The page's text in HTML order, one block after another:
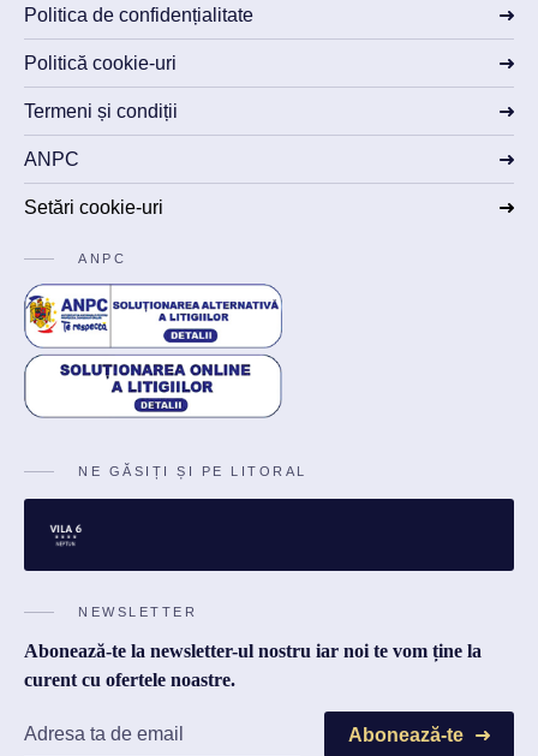
Politica de confidențialitate
Politică cookie-uri
Termeni și condiții
ANPC
Setări cookie-uri
ANPC
NE GĂSIȚI ȘI PE LITORAL
NEWSLETTER
Abonează-te la newsletter-ul nostru iar noi te vom ține la
curent cu ofertele noastre.
Abonează-te